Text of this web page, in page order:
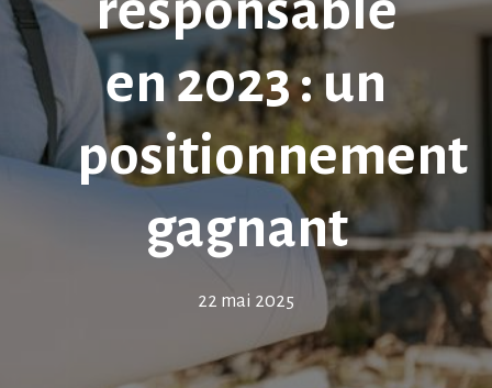
en 2023 : un
positionnement
gagnant
22 mai 2025